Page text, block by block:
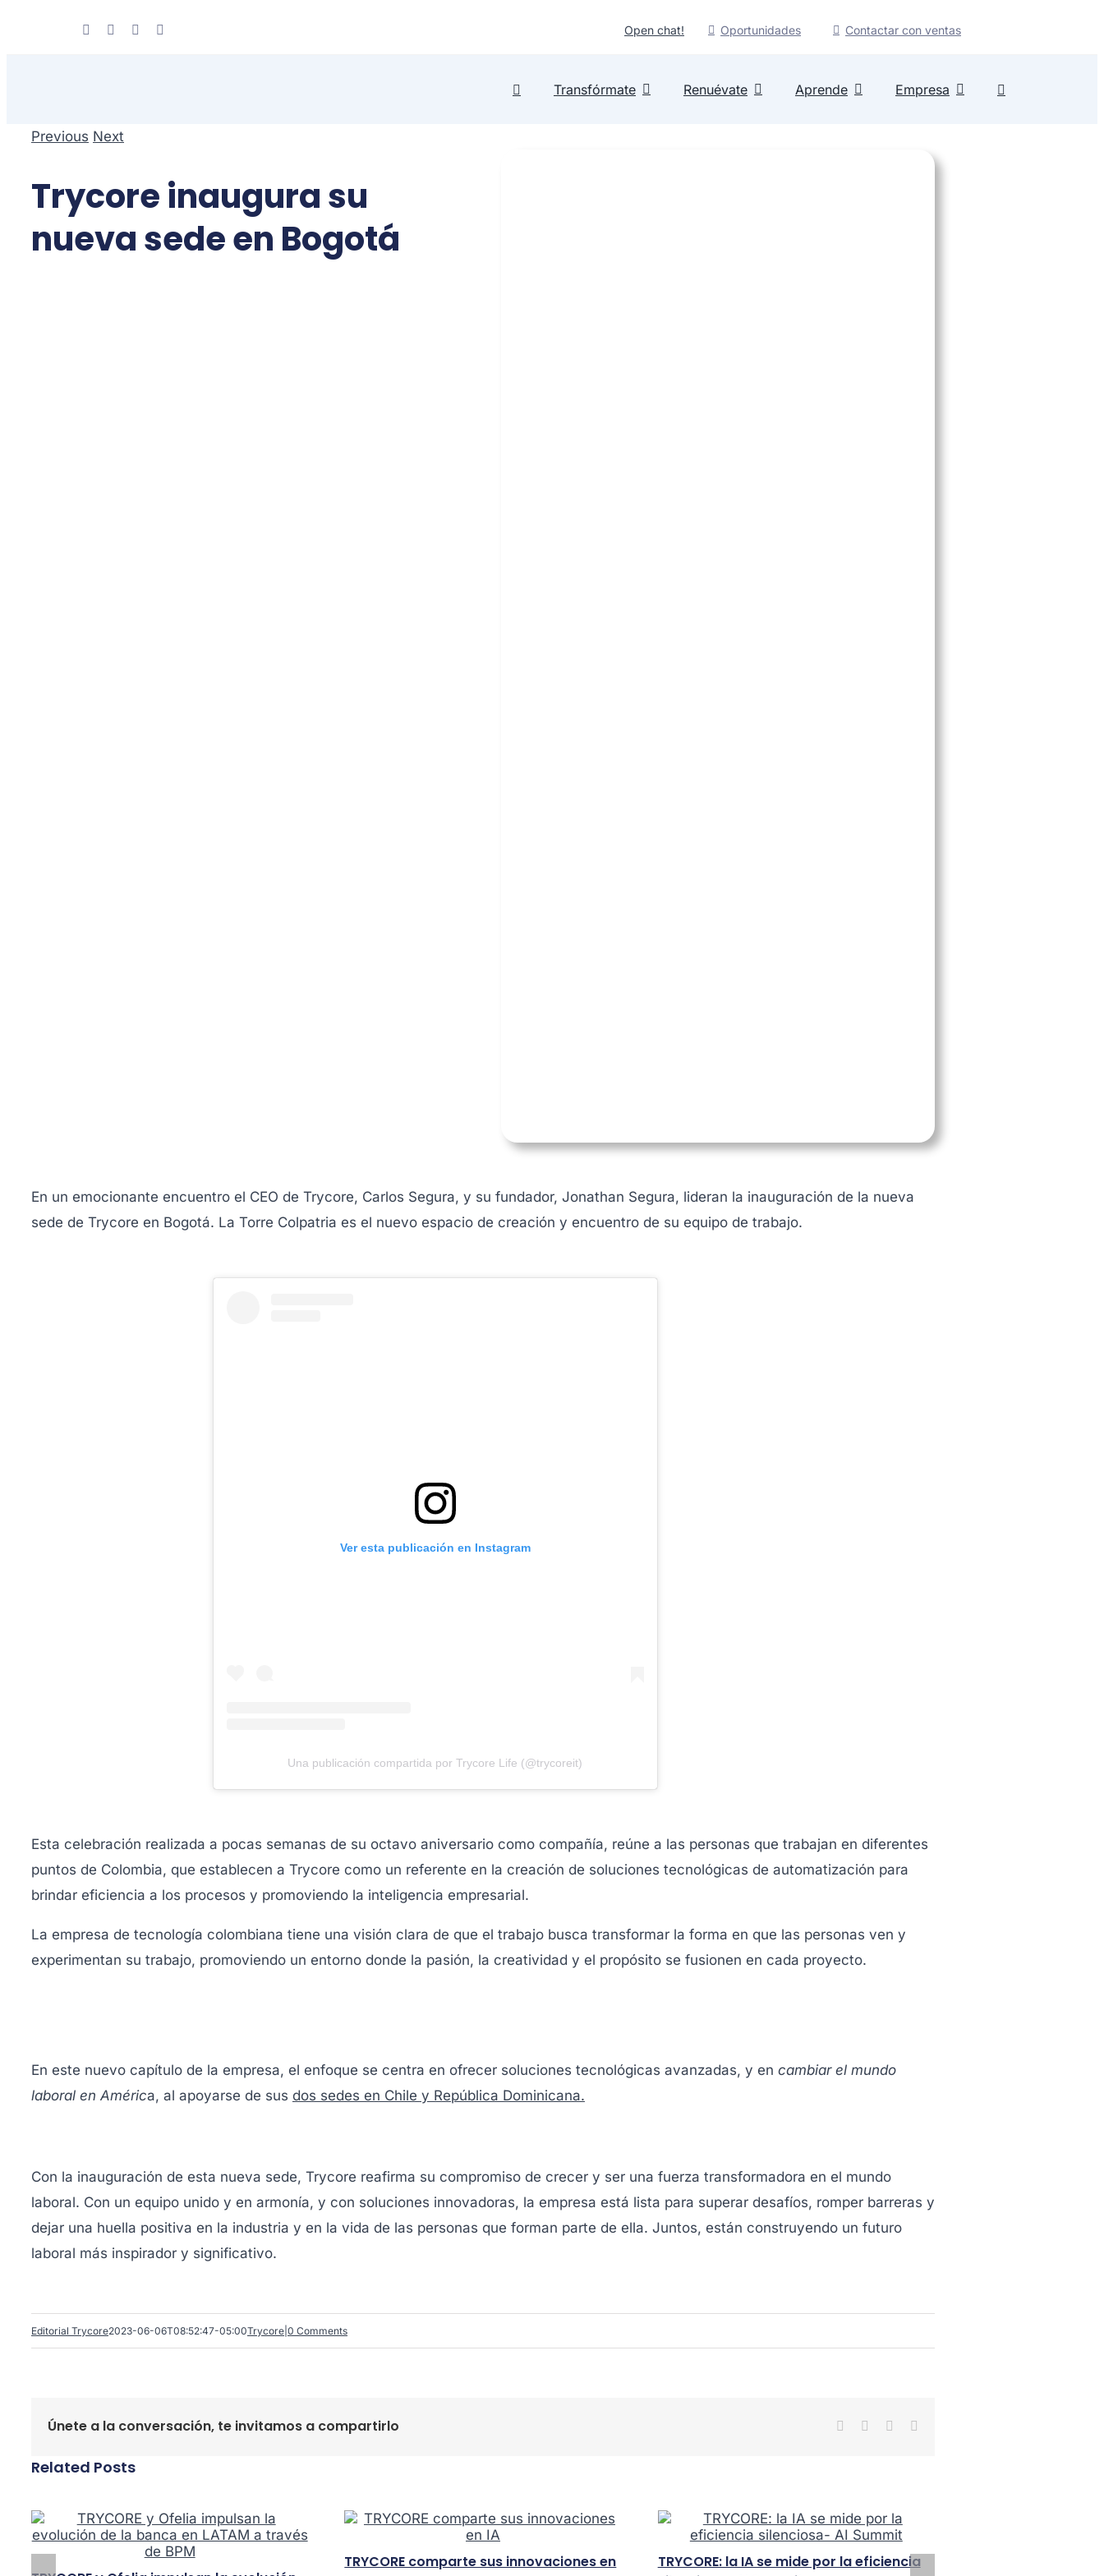
Open chat! Oportunidades Contactar con ventas
Transfórmate Renuévate Aprende Empresa
Previous Next
Trycore inaugura su
nueva sede en Bogotá
En un emocionante encuentro el CEO de Trycore, Carlos Segura, y su fundador, Jonathan Segura, lideran la inauguración de la nueva
sede de Trycore en Bogotá. La Torre Colpatria es el nuevo espacio de creación y encuentro de su equipo de trabajo.
Ver esta publicación en Instagram
Una publicación compartida por Trycore Life (@trycoreit)
Esta celebración realizada a pocas semanas de su octavo aniversario como compañía, reúne a las personas que trabajan en diferentes
puntos de Colombia, que establecen a Trycore como un referente en la creación de soluciones tecnológicas de automatización para
brindar eficiencia a los procesos y promoviendo la inteligencia empresarial.
La empresa de tecnología colombiana tiene una visión clara de que el trabajo busca transformar la forma en que las personas ven y
experimentan su trabajo, promoviendo un entorno donde la pasión, la creatividad y el propósito se fusionen en cada proyecto.
En este nuevo capítulo de la empresa, el enfoque se centra en ofrecer soluciones tecnológicas avanzadas, y en cambiar el mundo
laboral en América, al apoyarse de sus dos sedes en Chile y República Dominicana.
Con la inauguración de esta nueva sede, Trycore reafirma su compromiso de crecer y ser una fuerza transformadora en el mundo
laboral. Con un equipo unido y en armonía, y con soluciones innovadoras, la empresa está lista para superar desafíos, romper barreras y
dejar una huella positiva en la industria y en la vida de las personas que forman parte de ella. Juntos, están construyendo un futuro
laboral más inspirador y significativo.
Editorial Trycore2023-06-06T08:52:47-05:00Trycore 0 Comments
Únete a la conversación, te invitamos a compartirlo Facebook LinkedIn
Related Posts
TRYCORE comparte sus innovaciones en
TRYCORE: la IA se mide por la eficiencia